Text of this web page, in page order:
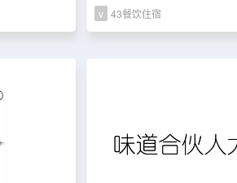
v 43餐饮住宿